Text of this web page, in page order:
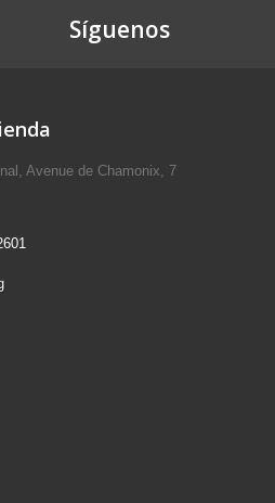
Síguenos
Avenue de Chamonix, 7